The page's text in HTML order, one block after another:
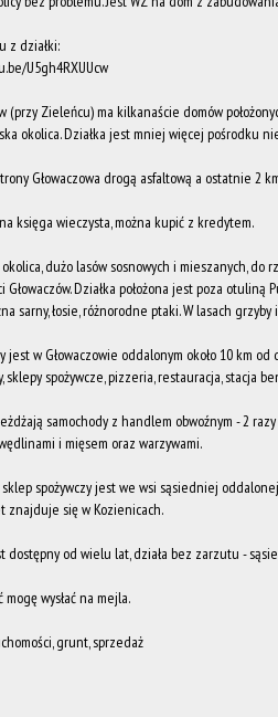
z działki:
U5gh4RXUUcw
(przy Zieleńcu) ma kilkanaście domów
okolica. Działka jest mniej więcej pośrodku
Głowaczowa drogą asfaltową a ostatnie 2
księga wieczysta, można kupić z kredytem.
dużo lasów sosnowych i mieszanych, do
Głowaczów. Działka położona jest poza
sarny, łosie, różnorodne ptaki. W lasach grzyby
jest w Głowaczowie oddalonym około 10 km od
sklepy spożywcze, pizzeria, restauracja, stacja
samochody z handlem obwoźnym - 2
i mięsem oraz warzywami.
spożywczy jest we wsi sąsiedniej
znajduje się w Kozienicach.
od wielu lat, działa bez zarzutu -
wysłać na mejla.
grunt, sprzedaż